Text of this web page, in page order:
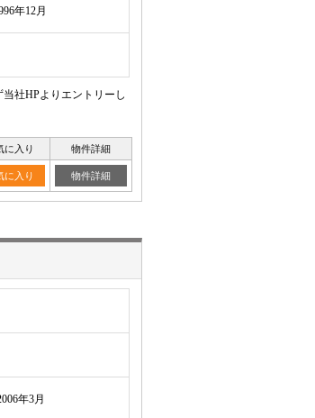
年12月
社HPよりエントリーし
に入り 物件詳細
に入り 物件詳細
年3月